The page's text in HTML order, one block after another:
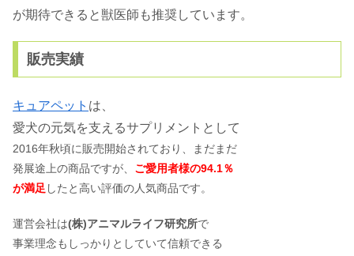
が期待できると獣医師も推奨しています。
販売実績
キュアペット は、
愛犬の元気を支えるサプリメントとして
2016年秋頃に販売開始されており、まだまだ
発展途上の商品ですが、 ご愛用者様の94.1％
が満足したと高い評価の人気商品です。
運営会社は(株)アニマルライフ研究所で
事業理念もしっかりとしていて信頼できる